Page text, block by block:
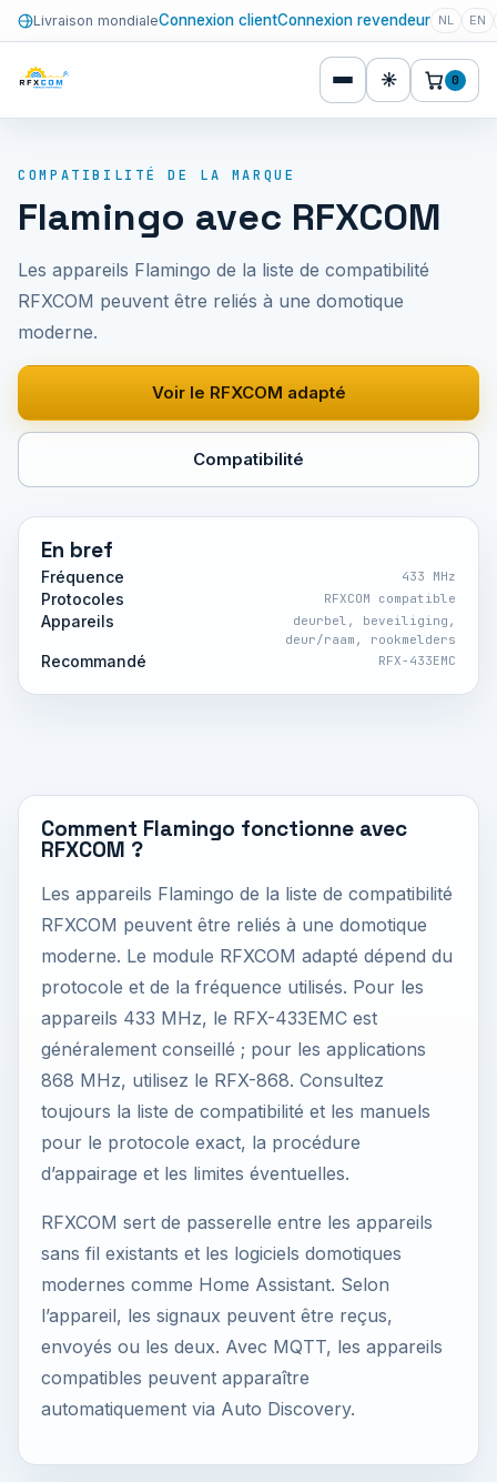
Livraison mondialeConnexion clientConnexion revendeur NL EN
☀ 0
COMPATIBILITÉ DE LA MARQUE
Flamingo avec RFXCOM
Les appareils Flamingo de la liste de compatibilité
RFXCOM peuvent être reliés à une domotique
moderne.
Voir le RFXCOM adapté
Compatibilité
En bref
Fréquence 433 MHz
Protocoles RFXCOM compatible
Appareils
deurbel, beveiliging,
deur/raam, rookmelders
Recommandé RFX-433EMC
Comment Flamingo fonctionne avec
RFXCOM ?
Les appareils Flamingo de la liste de compatibilité
RFXCOM peuvent être reliés à une domotique
moderne. Le module RFXCOM adapté dépend du
protocole et de la fréquence utilisés. Pour les
appareils 433 MHz, le RFX-433EMC est
généralement conseillé ; pour les applications
868 MHz, utilisez le RFX-868. Consultez
toujours la liste de compatibilité et les manuels
pour le protocole exact, la procédure
d’appairage et les limites éventuelles.
RFXCOM sert de passerelle entre les appareils
sans fil existants et les logiciels domotiques
modernes comme Home Assistant. Selon
l’appareil, les signaux peuvent être reçus,
envoyés ou les deux. Avec MQTT, les appareils
compatibles peuvent apparaître
automatiquement via Auto Discovery.